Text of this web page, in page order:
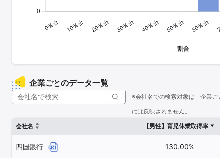
企業ごとのデータ一覧
※会社名での検索対象は「企業
には反映されません。
会社名
【男性】育児休業取得率
四国銀行 130.00%